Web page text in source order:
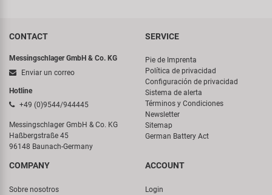
CONTACT
Messingschlager GmbH & Co. KG
Enviar un correo
Hotline
+49 (0)9544/944445
Messingschlager GmbH & Co. KG
Haßbergstraße 45
96148 Baunach-Germany
SERVICE
Pie de Imprenta
Política de privacidad
Configuración de privacidad
Sistema de alerta
Términos y Condiciones
Newsletter
Sitemap
German Battery Act
COMPANY
Sobre nosotros
ACCOUNT
Login